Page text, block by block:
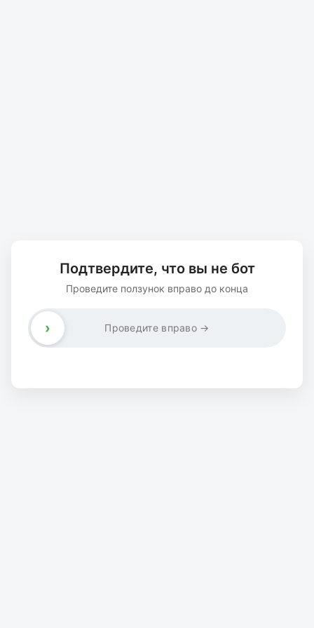
Подтвердите, что вы не бот
Проведите ползунок вправо до конца
Проведите вправо →
›